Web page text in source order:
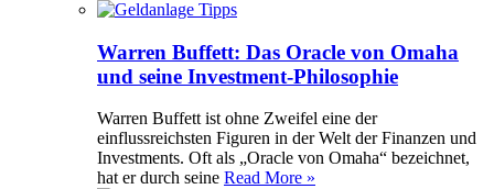
Warren Buffett: Das Oracle von Omaha
und seine Investment-Philosophie
Warren Buffett ist ohne Zweifel eine der
einflussreichsten Figuren in der Welt der Finanzen und
Investments. Oft als „Oracle von Omaha“ bezeichnet,
hat er durch seine Read More »